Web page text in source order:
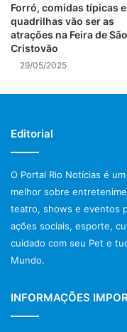
Forró, comidas típicas e
quadrilhas vão ser as
atrações na Feira de São
Cristovão
29/05/2025
Editorial
O Portal Rio Notícias é
melhor sobre
teatro, shows e eventos
ações sociais, esporte,
cuidado com seu Pet e
Mundo.
INFORMAÇÕES